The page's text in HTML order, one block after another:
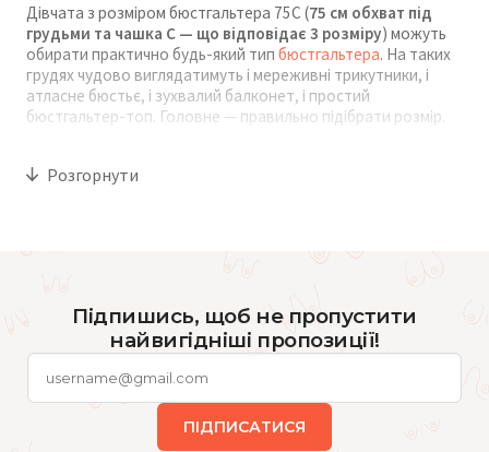
Дівчата з розміром бюстгальтера 75C (75 см обхват під
грудьми та чашка C — що відповідає 3 розміру) можуть
обирати практично будь-який тип бюстгальтера. На таких
грудях чудово виглядатимуть і мереживні трикутники, і
атласне бюстьє, і зухвалий балконет, і простий
бюстгальтер-топ. Головне — правильно підібрати розмір.
формою з чашкою бюстгальтера. Якщо груди намагаються
Пояс бюстгальтера має знаходитися на одній лінії і ззаду, і
провисає, одразу знімай цю модель.
Де купити бюстгальтер 75C?
Найкращий спосіб знайти ідеальну білизну — це відвідати
Розгорнути
Підпишись, щоб не пропустити
найвигідніші пропозиції!
ПІДПИСАТИСЯ